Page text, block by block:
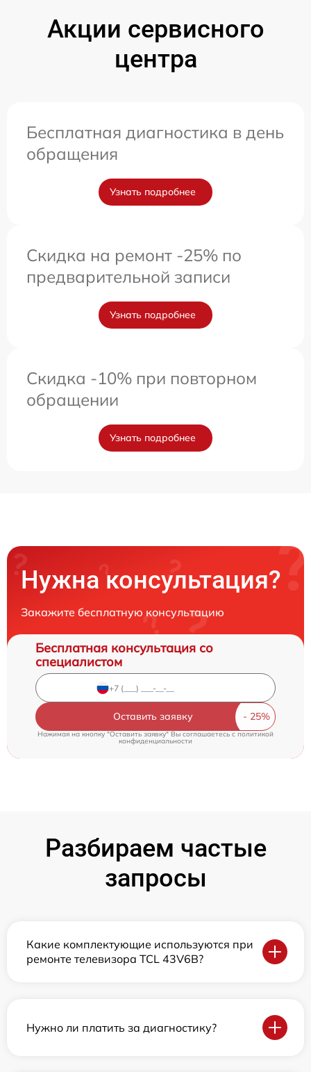
Акции сервисного
центра
Бесплатная диагностика в день
обращения
Узнать подробнее
Скидка на ремонт -25% по
предварительной записи
Узнать подробнее
Скидка -10% при повторном
обращении
Узнать подробнее
Нужна консультация?
Закажите бесплатную консультацию
Бесплатная консультация со
специалистом
Оставить заявку
Нажимая на кнопку "Оставить заявку" Вы соглашаетесь c политикой
конфиденциальности
Разбираем частые
запросы
Какие комплектующие используются при
ремонте телевизора TCL 43V6B?
Нужно ли платить за диагностику?